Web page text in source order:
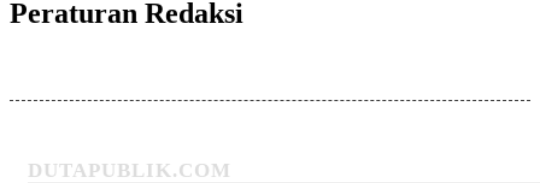
Peraturan Redaksi
DUTAPUBLIK.COM